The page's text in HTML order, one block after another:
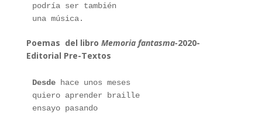
podría ser también
una música.
Poemas del libro Memoria fantasma-2020-
Editorial Pre-Textos
Desde hace unos meses
quiero aprender braille
ensayo pasando